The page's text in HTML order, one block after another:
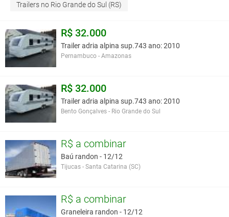
Trailers no Rio Grande do Sul (RS)
R$ 32.000
Trailer adria alpina sup.743 ano: 2010
Pernambuco - Amazonas
R$ 32.000
Trailer adria alpina sup.743 ano: 2010
Bento Gonçalves - Rio Grande do Sul
R$ a combinar
Baú randon - 12/12
Tijucas - Santa Catarina (SC)
R$ a combinar
Graneleira randon - 12/12